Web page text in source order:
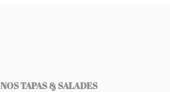
NOS TAPAS & SALADES